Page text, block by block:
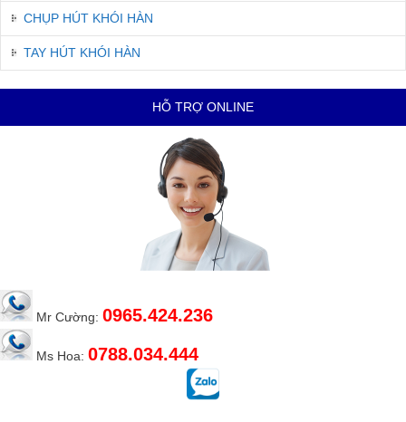
CHỤP HÚT KHÓI HÀN
TAY HÚT KHÓI HÀN
HỖ TRỢ ONLINE
Mr Cường: 0965.424.236
Ms Hoa: 0788.034.444